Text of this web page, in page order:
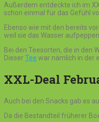
Außerdem entdeckte ich im
schon einmal für das Gefühl
Ebenso wie mit den bereits
weil sie das Wasser
Bei den Teesorten, die in den
DieserTee war nämlich in der
XXL-Deal
Auch bei den Snacks gab es
Da die Bestandteil früherer